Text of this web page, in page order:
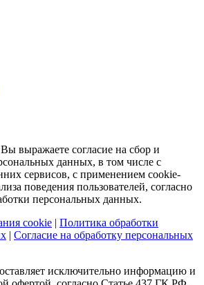
выражаете согласие на сбор и
данных, в том числе с
сервисов, с применением cookie-
поведения пользователей, согласно
персональных данных.
cookie | Политика обработки
| Согласие на обработку персональных
исключительно информацию и